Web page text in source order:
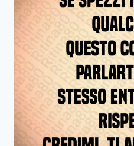
È
UNA
QUESTIONE
DI
STILE